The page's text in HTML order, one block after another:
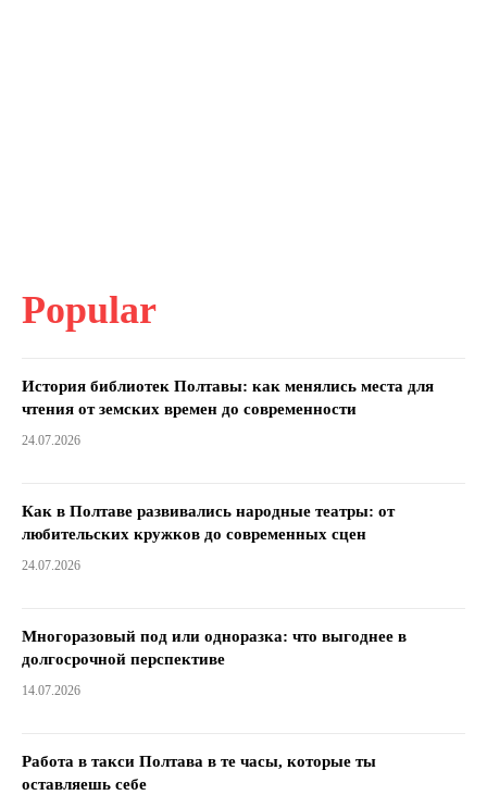
Popular
История библиотек Полтавы: как менялись места для
чтения от земских времен до современности
24.07.2026
Как в Полтаве развивались народные театры: от
любительских кружков до современных сцен
24.07.2026
Многоразовый под или одноразка: что выгоднее в
долгосрочной перспективе
14.07.2026
Работа в такси Полтава в те часы, которые ты
оставляешь себе